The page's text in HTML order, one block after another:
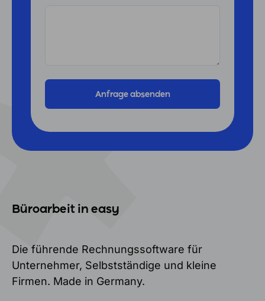
Büroarbeit in easy
Die führende Rechnungssoftware für
Unternehmer, Selbstständige und kleine
Firmen. Made in Germany.